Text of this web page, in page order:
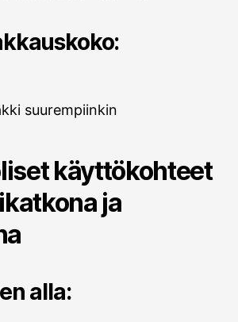
suurempiinkin
käyttökohteet
ja
alla: